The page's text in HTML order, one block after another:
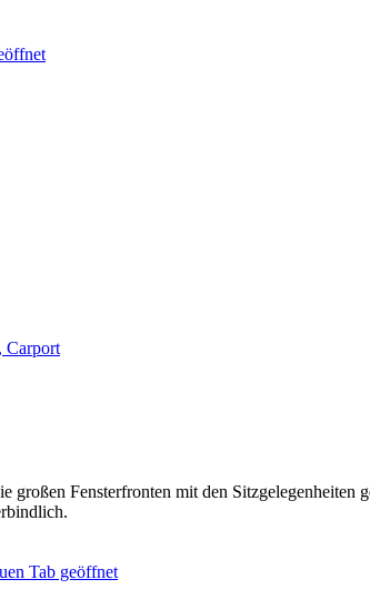
Carport
großen Fensterfronten mit den Sitzgelegenheiten
Tab geöffnet